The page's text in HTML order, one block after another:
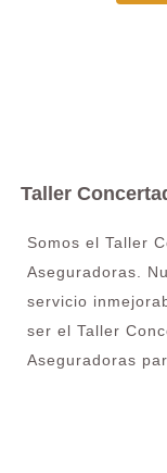
Taller
Somos el Taller
Aseguradoras.
servicio
ser el Taller
Aseguradoras